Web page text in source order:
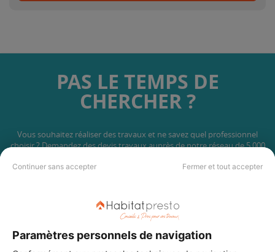
Continuer sans accepter Fermer et tout accepter
Paramètres personnels de navigation
PAS LE TEMPS DE
CHERCHER ?
Vous souhaitez réaliser des travaux et ne savez quel professionnel
choisir ? Demandez des devis travauxauprès de notre réseau de 5 000
DEMANDER UN DEVIS